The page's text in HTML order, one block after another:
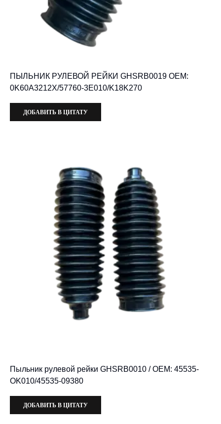
ПЫЛЬНИК РУЛЕВОЙ РЕЙКИ GHSRB0019 OEM:
0K60A3212X/57760-3E010/K18K270
ДОБАВИТЬ В ЦИТАТУ
Пыльник рулевой рейки GHSRB0010 / OEM: 45535-
OK010/45535-09380
ДОБАВИТЬ В ЦИТАТУ